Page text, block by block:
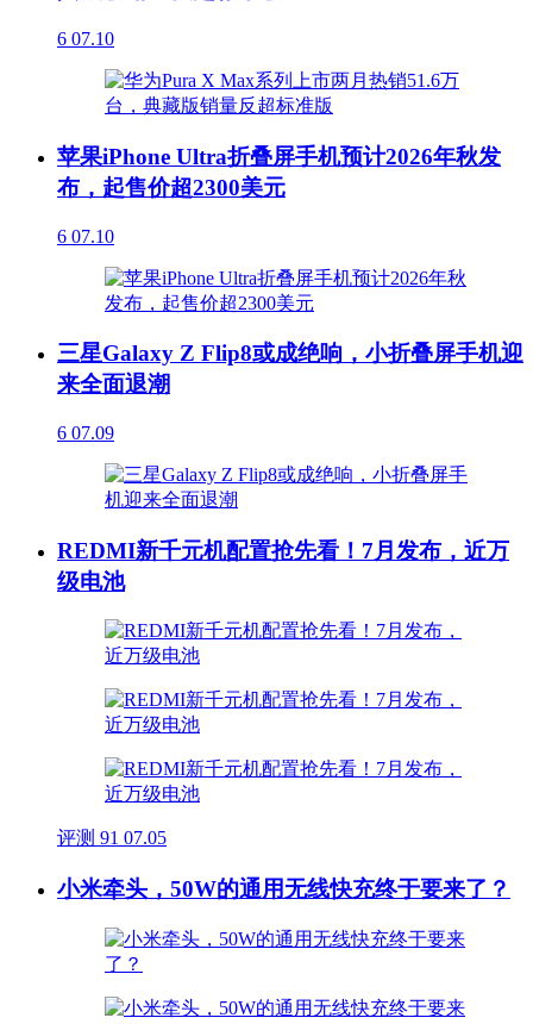
6 07.10
苹果iPhone Ultra折叠屏手机预计2026年秋发
布，起售价超2300美元
6 07.10
三星Galaxy Z Flip8或成绝响，小折叠屏手机迎
来全面退潮
6 07.09
REDMI新千元机配置抢先看！7月发布，近万
级电池
评测 91 07.05
小米牵头，50W的通用无线快充终于要来了？